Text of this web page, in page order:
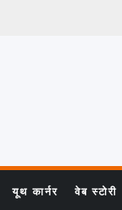
यूथ कार्नर वेब स्टोरी